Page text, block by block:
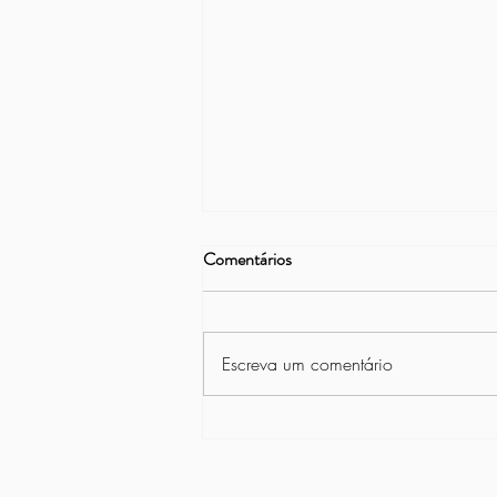
Comentários
Escreva um comentário